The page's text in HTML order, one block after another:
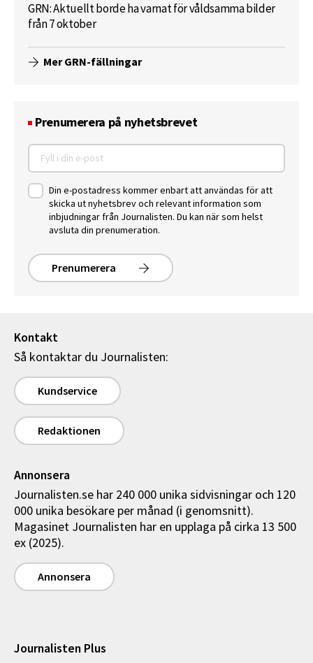
GRN: Aktuellt borde ha varnat för våldsamma bilder
från 7 oktober
Mer GRN-fällningar
Prenumerera på nyhetsbrevet
Din e-postadress kommer enbart att användas för att
skicka ut nyhetsbrev och relevant information som
inbjudningar från Journalisten. Du kan när som helst
avsluta din prenumeration.
Prenumerera
Kontakt
Så kontaktar du Journalisten:
Kundservice
Redaktionen
Annonsera
Journalisten.se har 240 000 unika sidvisningar och 120
000 unika besökare per månad (i genomsnitt).
Magasinet Journalisten har en upplaga på cirka 13 500
ex (2025).
Annonsera
Journalisten Plus